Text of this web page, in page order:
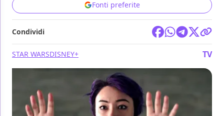
Fonti preferite
Condividi
STAR WARSDISNEY+ TV